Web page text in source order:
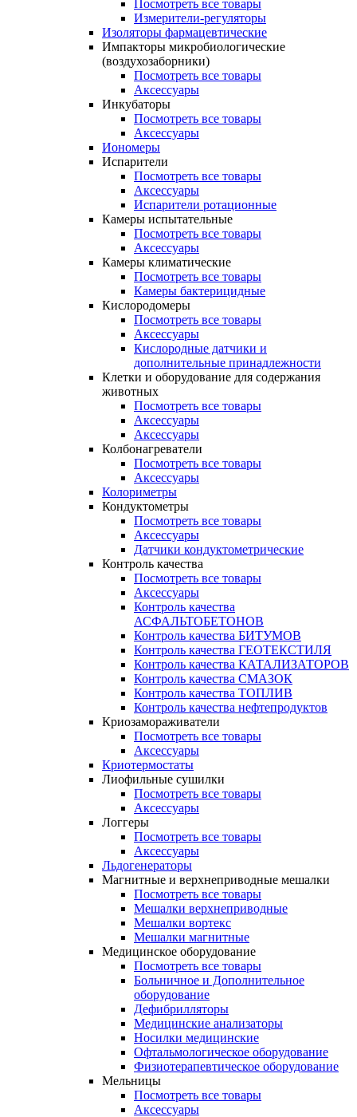
Посмотреть все товары
Измерители-регуляторы
Изоляторы фармацевтические
Импакторы микробиологические
(воздухозаборники)
Посмотреть все товары
Аксессуары
Инкубаторы
Посмотреть все товары
Аксессуары
Иономеры
Испарители
Посмотреть все товары
Аксессуары
Испарители ротационные
Камеры испытательные
Посмотреть все товары
Аксессуары
Камеры климатические
Посмотреть все товары
Камеры бактерицидные
Кислородомеры
Посмотреть все товары
Аксессуары
Кислородные датчики и
дополнительные принадлежности
Клетки и оборудование для содержания
животных
Посмотреть все товары
Аксессуары
Аксессуары
Колбонагреватели
Посмотреть все товары
Аксессуары
Колориметры
Кондуктометры
Посмотреть все товары
Аксессуары
Датчики кондуктометрические
Контроль качества
Посмотреть все товары
Аксессуары
Контроль качества
АСФАЛЬТОБЕТОНОВ
Контроль качества БИТУМОВ
Контроль качества ГЕОТЕКСТИЛЯ
Контроль качества КАТАЛИЗАТОРОВ
Контроль качества СМАЗОК
Контроль качества ТОПЛИВ
Контроль качества нефтепродуктов
Криозамораживатели
Посмотреть все товары
Аксессуары
Криотермостаты
Лиофильные сушилки
Посмотреть все товары
Аксессуары
Логгеры
Посмотреть все товары
Аксессуары
Льдогенераторы
Магнитные и верхнеприводные мешалки
Посмотреть все товары
Мешалки верхнеприводные
Мешалки вортекс
Мешалки магнитные
Медицинское оборудование
Посмотреть все товары
Больничное и Дополнительное
оборудование
Дефибрилляторы
Медицинские анализаторы
Носилки медицинские
Офтальмологическое оборудование
Физиотерапевтическое оборудование
Мельницы
Посмотреть все товары
Аксессуары